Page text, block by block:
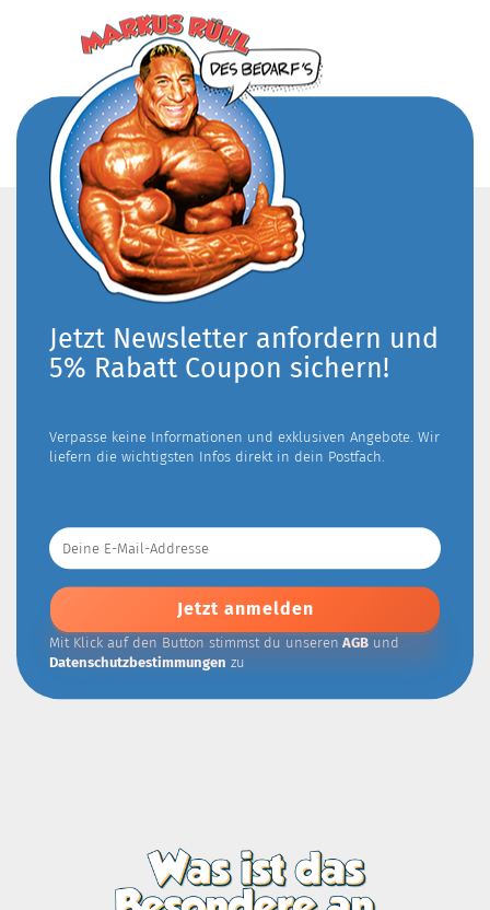
Jetzt Newsletter anfordern und
5% Rabatt Coupon sichern!
Verpasse keine Informationen und exklusiven Angebote. Wir
liefern die wichtigsten Infos direkt in dein Postfach.
Deine
E-
Mail-
Addresse
Mit Klick auf den Button stimmst du unseren AGB und
Datenschutzbestimmungen zu